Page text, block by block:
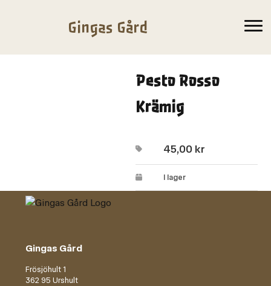
Gingas Gård
Pesto Rosso
Krämig
45,00 kr
I lager
Gingas Gård
Frösjöhult 1
362 95 Urshult